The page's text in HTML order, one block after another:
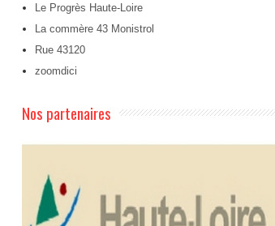
Le Progrès Haute-Loire
La commère 43 Monistrol
Rue 43120
zoomdici
Nos partenaires